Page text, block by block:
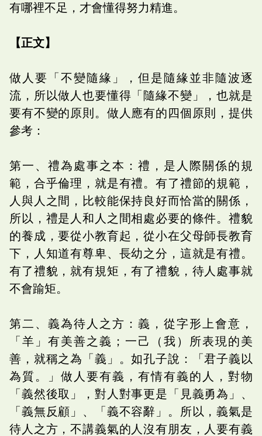
有哪裡不足，才會懂得努力精進。
【正文】
做人要「不變隨緣」，但是隨緣並非隨波逐
流，所以做人也要懂得「隨緣不變」，也就是
要有不變的原則。做人應有的四個原則，提供
參考：
第一、禮為處事之本：禮，是人際關係的規
範，合乎倫理，就是有禮。有了禮節的規範，
人與人之間，比較能保持良好而恰當的關係，
所以，禮是人和人之間相處必要的條件。禮貌
的養成，要從小教育起，從小在父母師長教育
下，人知道有尊卑、長幼之分，這就是有禮。
有了禮貌，就有規矩，有了禮貌，待人處事就
不會踰矩。
第二、義為待人之方：義，從字形上會意，
「羊」有美善之義；一己（我）所表現的美
善，就稱之為「義」。如孔子說：「君子義以
為質。」做人要有義，有情有義的人，對物
「義然後取」，對人對事更是「見義勇為」、
「義無反顧」、「義不容辭」。所以，義氣是
待人之方，不講義氣的人沒有朋友，人要有義